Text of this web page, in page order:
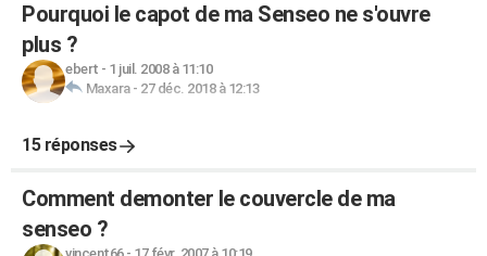
Pourquoi le capot de ma Senseo ne s'ouvre
plus ?
ebert - 1 juil. 2008 à 11:10
Maxara- 27 déc. 2018 à 12:13
15 réponses
Comment demonter le couvercle de ma
senseo ?